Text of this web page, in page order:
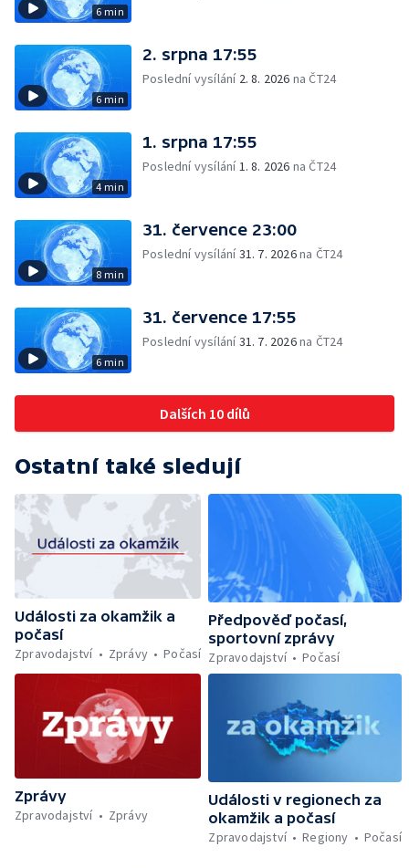
6 min
6 min
2. srpna 17:55
Poslední vysílání 2. 8. 2026 na ČT24
4 min
1. srpna 17:55
Poslední vysílání1. 8. 2026 na ČT24
8 min
31. července 23:00
Poslední vysílání31. 7. 2026na ČT24
6 min
31. července 17:55
Poslední vysílání31. 7. 2026na ČT24
Dalších 10 dílů
Ostatní také sledují
Události za okamžik a
počasí
Zpravodajství
Zprávy Počasí
Předpověď počasí,
sportovní zprávy
Zpravodajství
Počasí
Zprávy
Zpravodajství
Zprávy
Události v regionech za
okamžik a počasí
Zpravodajství
Regiony Počasí